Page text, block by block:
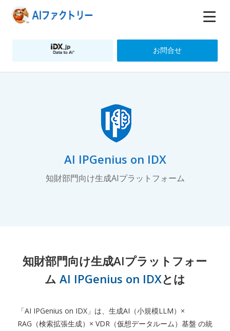
お問合せ
AI IPGenius on IDX
知財部門向け生成AIプラットフォーム
知財部門向け生成AIプラットフォー
ム AI IPGenius on IDXとは
「AI IPGenius on IDX」は、生成AI（小規模LLM）×
RAG（検索拡張生成）× VDR（仮想データルーム）基盤 の統